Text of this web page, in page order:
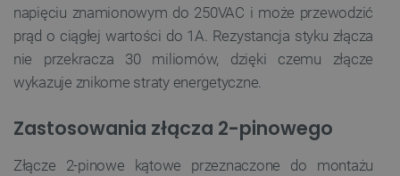
napięciu znamionowym do 250VAC i może przewodzić
prąd o ciągłej wartości do 1A. Rezystancja styku złącza
nie przekracza 30 miliomów, dzięki czemu złącze
wykazuje znikome straty energetyczne.
Zastosowania złącza 2-pinowego
Złącze 2-pinowe kątowe przeznaczone do montażu